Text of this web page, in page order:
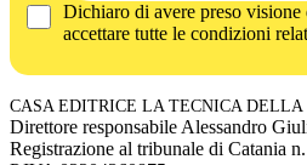
Dichiaro di avere preso visione
accettare tutte le condizioni
CASA EDITRICE LA TECNICA DELLA
Direttore responsabile Alessandro
Registrazione al tribunale di Catania